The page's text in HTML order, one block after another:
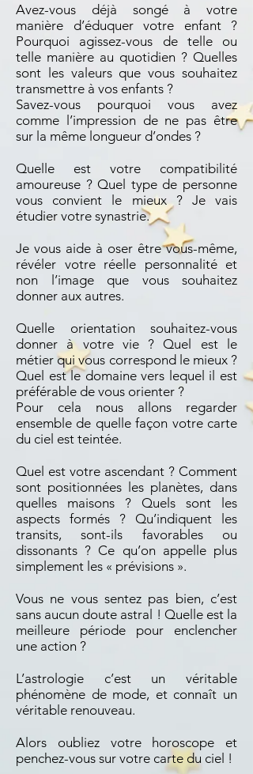
Avez-vous déjà songé à votre
manière d’éduquer votre enfant ?
Pourquoi agissez-vous de telle ou
telle manière au quotidien ? Quelles
sont les valeurs que vous souhaitez
transmettre à vos enfants ?
Savez-vous pourquoi vous avez
comme l’impression de ne pas être
sur la même longueur d’ondes ?
Quelle est votre compatibilité
amoureuse ? Quel type de personne
vous convient le mieux ? Je vais
étudier votre synastrie.
Je vous aide à oser être vous-même,
révéler votre réelle personnalité et
non l’image que vous souhaitez
donner aux autres.
Quelle orientation souhaitez-vous
donner à votre vie ? Quel est le
métier qui vous correspond le mieux ?
Quel est le domaine vers lequel il est
préférable de vous orienter ?
Pour cela nous allons regarder
ensemble de quelle façon votre carte
du ciel est teintée.
Quel est votre ascendant ? Comment
sont positionnées les planètes, dans
quelles maisons ? Quels sont les
aspects formés ? Qu’indiquent les
transits, sont-ils favorables ou
dissonants ? Ce qu’on appelle plus
simplement les « prévisions ».
Vous ne vous sentez pas bien, c’est
sans aucun doute astral ! Quelle est la
meilleure période pour enclencher
une action ?
L’astrologie c’est un véritable
phénomène de mode, et connaît un
véritable renouveau.
Alors oubliez votre horoscope et
penchez-vous sur votre carte du ciel !